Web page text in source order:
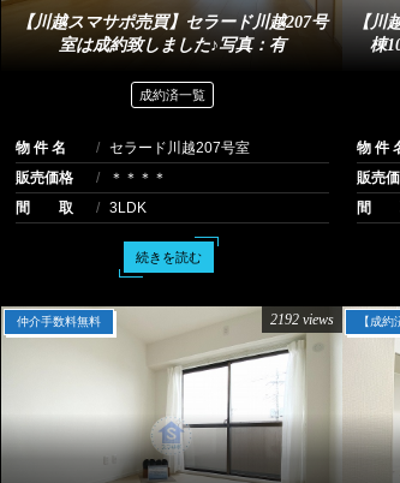
【川越スマサポ売買】セラード川越207号
室は成約致しました♪写真：有
成約済一覧
物 件 名
セラード川越207号室
販売価格
＊＊＊＊
間 取
3LDK
続きを読む
【川
棟
物 件
販売
間
仲介手数料無料 2192 views 【成